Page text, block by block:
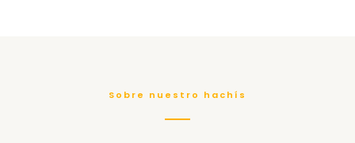
Sobre nuestro hachís